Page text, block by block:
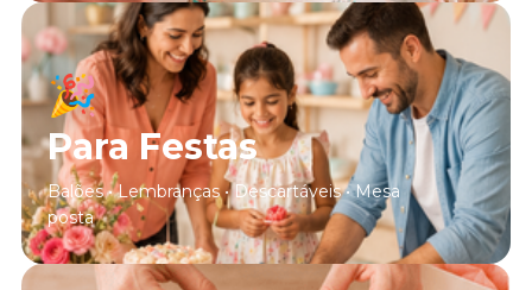
🎉
Para Festas
Balões • Lembranças • Descartáveis • Mesa
posta